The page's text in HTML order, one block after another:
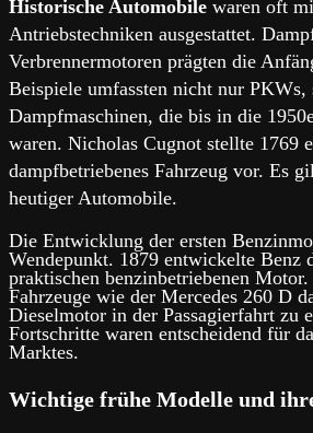
Historische Automobile waren oft
Antriebstechniken ausgestattet.
Verbrennermotoren prägten die
Beispiele umfassten nicht nur PKWs,
Dampfmaschinen, die bis in die
waren. Nicholas Cugnot stellte 1769
dampfbetriebenes Fahrzeug vor. Es
heutiger Automobile.
Die Entwicklung der ersten
Wendepunkt. 1879 entwickelte Benz
praktischen benzinbetriebenen
Fahrzeuge wie der Mercedes 260 D
Dieselmotor in der Passagierfahrt zu
Fortschritte waren entscheidend für
Marktes.
Wichtige frühe Modelle und